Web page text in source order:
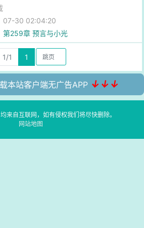
07-30 02:04:20
第259章 预言与小光
1/1 1
本站客户端无广告APP ↓↓↓
来自互联网，如有侵权我们将尽快删除。
网站地图